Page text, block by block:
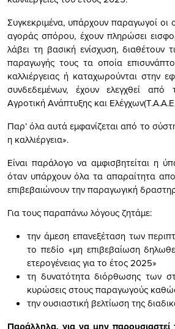
Συγκεκριμένα, υπάρχουν παραγωγοί οι
αγοράς σπόρου, έχουν πληρώσει
λάβει τη βασική ενίσχυση, διαθέτουν
παραγωγής τους τα οποία
καλλιέργειας ή καταχωρούνται στην
συνδεδεμένων, έχουν ελεγχθεί
Αγροτική Ανάπτυξης και
Παρ’ όλα αυτά εμφανίζεται από το
η καλλιέργεια».
Είναι παράλογο να αμφισβητείται η
όταν υπάρχουν όλα τα απαραίτητα
επιβεβαιώνουν την παραγωγική
Για τους παραπάνω λόγους ζητάμε:
την άμεση επανεξέταση των
το πεδίο «μη επιβεβαίωση
ετερογένειας για το έτος 2025»
τη δυνατότητα διόρθωσης των
κυρώσεις στους παραγωγούς
την ουσιαστική βελτίωση της
Παράλληλα, για να μην παρουσιαστεί